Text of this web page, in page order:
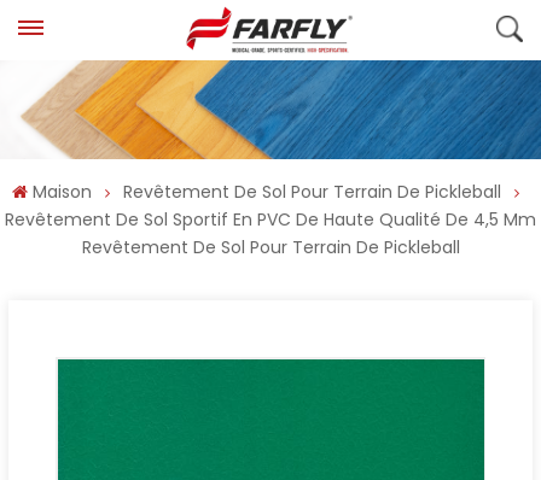
Maison
Revêtement De Sol Pour Terrain De Pickleball
Revêtement De Sol Sportif En PVC De Haute Qualité De 4,5 Mm
Revêtement De Sol Pour Terrain De Pickleball